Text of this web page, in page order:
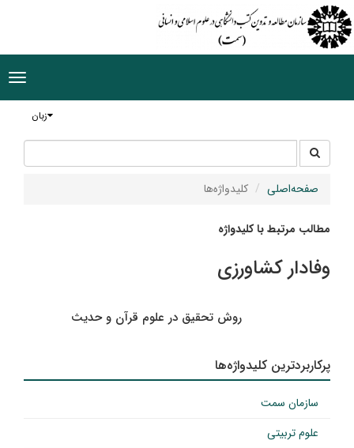
زبان
جستجو
در
سایت
صفحه‌اصلی کلیدواژه‌ها
مطالب مرتبط با کلیدواژه
وفادار کشاورزی
روش تحقیق در علوم قرآن و حدیث
پرکاربردترین کلیدواژه‌ها
سازمان سمت
علوم تربیتی